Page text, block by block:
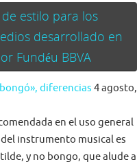
estilo para los
desarrollado en
Fundéu BBVA
diferencias 4 agosto,
en el uso general
instrumento musical es
y no bongo, que alude a